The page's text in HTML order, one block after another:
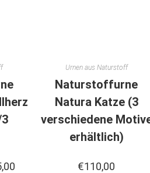
Urnen aus Naturstoff
Naturstoffurne
Natura Katze (3
verschiedene
erhältlich)
€110,00